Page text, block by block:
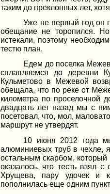
таким до преклонных лет,
Уже не первый год он
обещание не торопился.
истекали, поэтому
тестю план.
Едем до поселка
сплавляемся до деревни
Кульметово в Межевой
обещала, что по реке от
километра по проселочной
двадцать лет назад мы с
посетовал, что, мол,
маршрут не утвердят.
10 июня 2012 года
алюминиевых труб в чехле,
остальным скарбом,
оказалось, что тесть взял с
Хрущева, пару удочек и
пополнилась еще одним